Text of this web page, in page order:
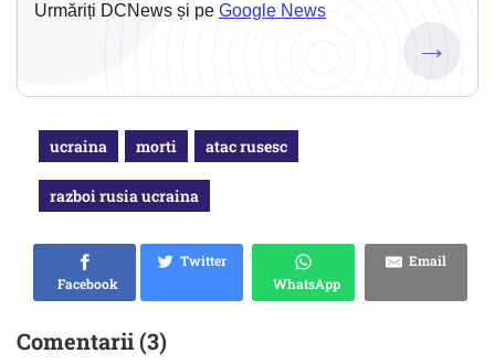
Urmăriți DCNews și pe Google News
→
ucraina morti atac rusesc
razboi rusia ucraina
Facebook
Twitter
WhatsApp
Email
Comentarii (3)